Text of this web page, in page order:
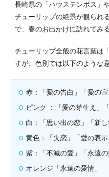
長崎県の「ハウステンボス」
チューリップの絶景が観られ
で、春のお出かけに訪れてみ
チューリップ全般の花言葉は
すが、色別では以下のような
赤：「愛の告白」「愛の宣
ピンク
：「愛の芽生え」
白：「思い出の恋」「新
黄色：「失恋」「愛の表示
紫：「不滅の愛」「永遠の
オレンジ「永遠の愛情」